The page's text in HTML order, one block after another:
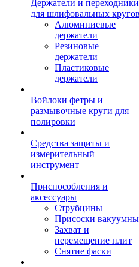
Держатели и переходники
для шлифовальных кругов
Алюминиевые
держатели
Резиновые
держатели
Пластиковые
держатели
Войлоки фетры и
размывочные круги для
полировки
Средства защиты и
измерительный
инструмент
Приспособления и
аксессуары
Струбцины
Присоски
Захват и
перемещение плит
Снятие фаски